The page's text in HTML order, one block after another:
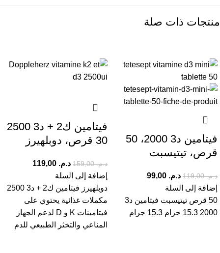
منتجات ذات صلة
فيتامين د3 2000، 50
قرص، تيتيسبت
د.م.119,00 د.م.
إضافة إلى السلة
50 قرص تيتيسبت فيتامين د3
2000 15.3 جرام 15.3 جرام
فيتامين ك2 + د3 2500
30 قرص، دوبلهيرز
د.م.159,00 د.م.
إضافة إلى السلة
دوبلهيرز فيتامين ك2 + د3 2500
مكملات غذائية يحتوي على
فيتامينات K و D لدعم الجهاز
المناعي والتخثر الطبيعي للدم